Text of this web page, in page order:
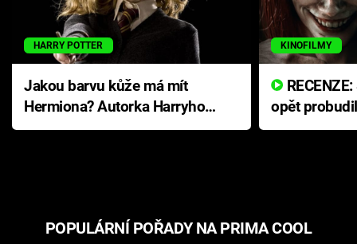
HARRY POTTER
Jakou barvu kůže má mít
Hermiona? Autorka Harryho
Pottera přišla s ráznou
KINOFILMY
opět
přichází s
POPULÁRNÍ POŘADY NA PRIMA COOL